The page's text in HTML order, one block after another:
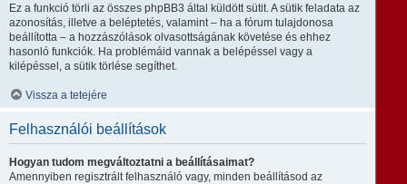
Ez a funkció törli az összes phpBB3 által küldött sütit. A sütik feladata az
azonosítás, illetve a beléptetés, valamint – ha a fórum tulajdonosa
beállította – a hozzászólások olvasottságának követése és ehhez
hasonló funkciók. Ha problémáid vannak a belépéssel vagy a
kilépéssel, a sütik törlése segíthet.
Vissza a tetejére
Felhasználói beállítások
Hogyan tudom megváltoztatni a beállításaimat?
Amennyiben regisztrált felhasználó vagy, minden beállításod az